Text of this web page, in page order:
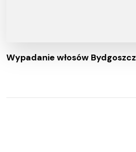
Wypadanie włosów Bydgoszcz